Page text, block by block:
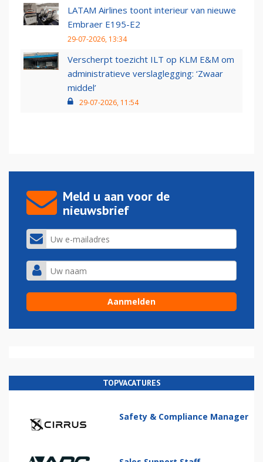
LATAM Airlines toont interieur van nieuwe
Embraer E195-E2
29-07-2026, 13:34
Verscherpt toezicht ILT op KLM E&M om
administratieve verslaglegging: ‘Zwaar
middel’
29-07-2026, 11:54
Meld u aan voor de
nieuwsbrief
TOPVACATURES
Safety & Compliance Manager